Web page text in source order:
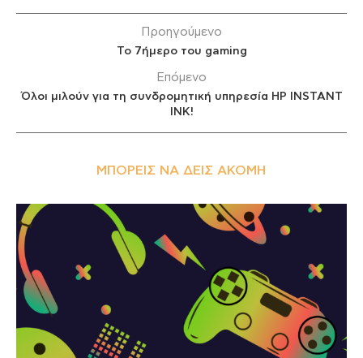
Προηγούμενο
Το 7ήμερο του gaming
Επόμενο
Όλοι μιλούν για τη συνδρομητική υπηρεσία HP INSTANT
INK!
ΜΠΟΡΕΊΣ ΝΑ ΔΕΙΣ ΑΚΌΜΗ